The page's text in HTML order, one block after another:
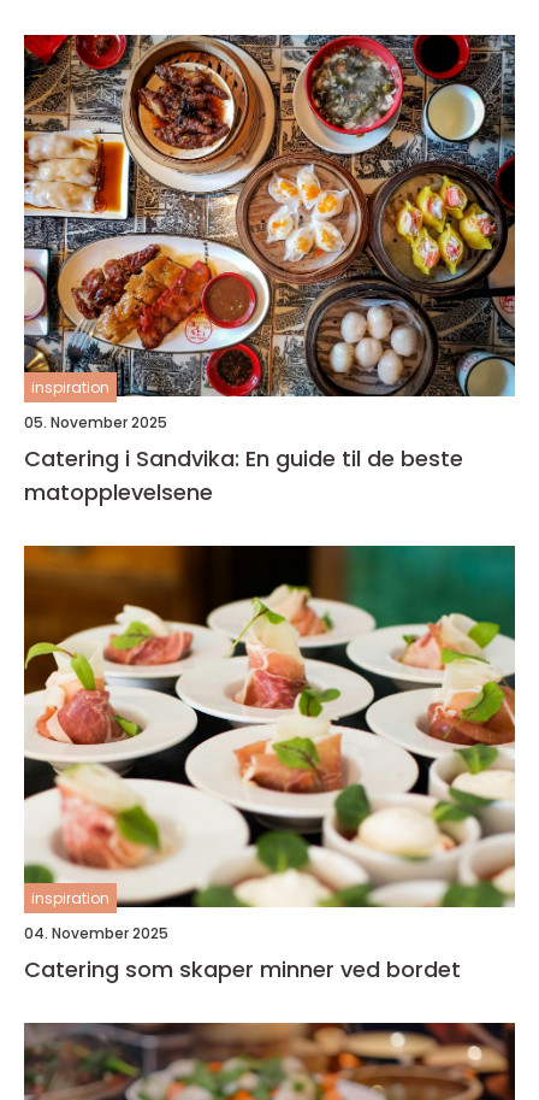
inspiration
05. November 2025
Catering i Sandvika: En guide til de beste
matopplevelsene
inspiration
04. November 2025
Catering som skaper minner ved bordet